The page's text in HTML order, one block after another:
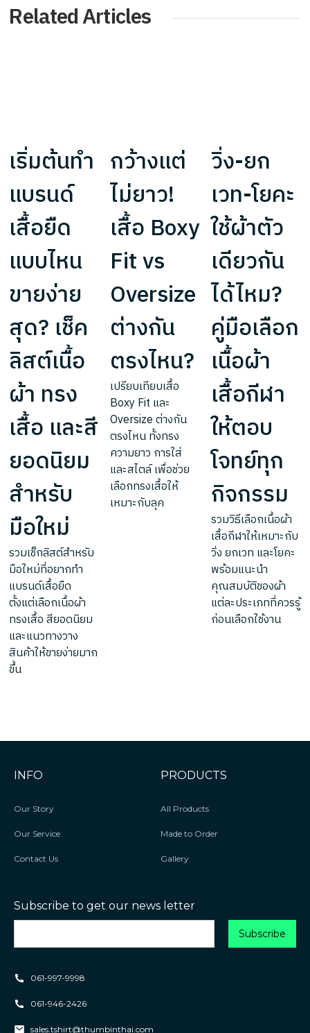
Related Articles
เริ่มต้นทำ
แบรนด์
เสื้อยืด
แบบไหน
ขายง่าย
สุด? เช็ค
ลิสต์เนื้อ
ผ้า ทรง
เสื้อ และสี
ยอดนิยม
สำหรับ
มือใหม่
รวมเช็กลิสต์สำหรับ
มือใหม่ที่อยากทำ
แบรนด์เสื้อยืด
ตั้งแต่เลือกเนื้อผ้า
ทรงเสื้อ สียอดนิยม
และแนวทางวาง
สินค้าให้ขายง่ายมาก
ขึ้น
กว้างแต่
ไม่ยาว!
เสื้อ Boxy
Fit vs
Oversize
ต่างกัน
ตรงไหน?
เปรียบเทียบเสื้อ
Boxy Fit และ
Oversize ต่างกัน
ตรงไหน ทั้งทรง
ความยาว การใส่
และสไตล์ เพื่อช่วย
เลือกทรงเสื้อให้
เหมาะกับลุค
วิ่ง-ยก
เวท-โยคะ
ใช้ผ้าตัว
เดียวกัน
ได้ไหม?
คู่มือเลือก
เนื้อผ้า
เสื้อกีฬา
ให้ตอบ
โจทย์ทุก
กิจกรรม
รวมวิธีเลือกเนื้อผ้า
เสื้อกีฬาให้เหมาะกับ
วิ่ง ยกเวท และโยคะ
พร้อมแนะนำ
คุณสมบัติของผ้า
แต่ละประเภทที่ควรรู้
ก่อนเลือกใช้งาน
INFO
Our Story
Our Service
Contact Us
PRODUCTS
All Products
Made to Order
Gallery
Subscribe to get our news letter
061-997-9998
061-946-2426
sales.tshirt@thumbinthai.com